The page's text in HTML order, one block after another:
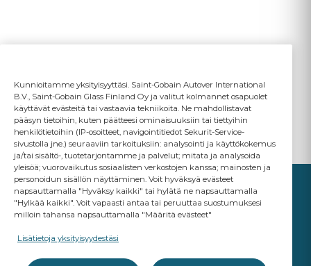
Kunnioitamme yksityisyyttäsi. Saint-Gobain Autover International
B.V., Saint-Gobain Glass Finland Oy ja valitut kolmannet osapuolet
käyttävät evästeitä tai vastaavia tekniikoita. Ne mahdollistavat
pääsyn tietoihin, kuten päätteesi ominaisuuksiin tai tiettyihin
henkilötietoihin (IP-osoitteet, navigointitiedot Sekurit-Service-
sivustolla jne.) seuraaviin tarkoituksiin: analysointi ja käyttökokemus
ja/tai sisältö-, tuotetarjontamme ja palvelut; mitata ja analysoida
yleisöä; vuorovaikutus sosiaalisten verkostojen kanssa; mainosten ja
personoidun sisällön näyttäminen. Voit hyväksyä evästeet
napsauttamalla "Hyväksy kaikki" tai hylätä ne napsauttamalla
"Hylkää kaikki". Voit vapaasti antaa tai peruuttaa suostumuksesi
milloin tahansa napsauttamalla "Määritä evästeet"
Lisätietoja yksityisyydestäsi